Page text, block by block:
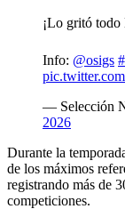
¡Lo gritó
Info: @osigs
— Selección
2026
Durante la
de los máximos
registrando más de
competiciones.